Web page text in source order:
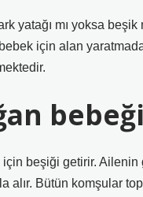
yatağı mı yoksa
için alan
için beşiği getirir.
alır. Bütün komşular